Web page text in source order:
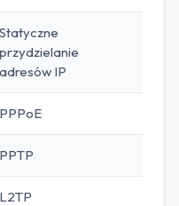
Statyczne
przydzielanie
adresów IP
PPPoE
PPTP
L2TP